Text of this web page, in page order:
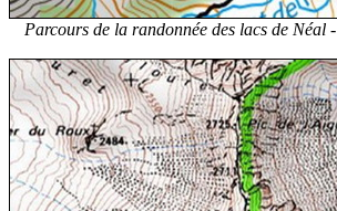
Parcours de la randonnée des lacs de Néal -